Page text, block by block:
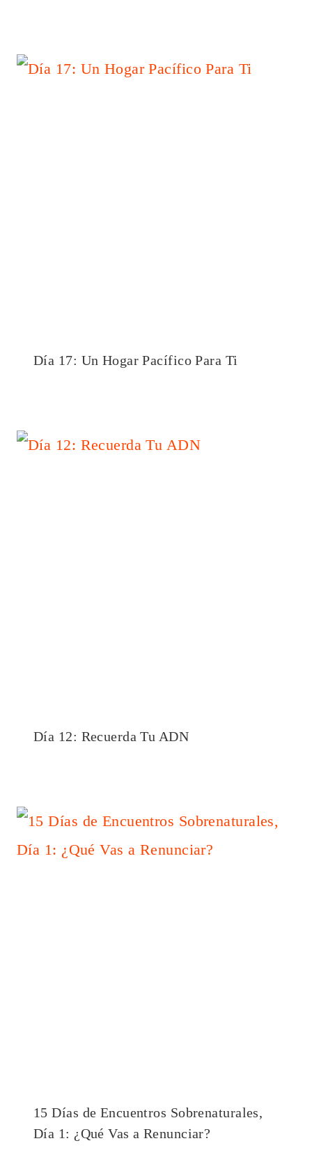
Día 17: Un Hogar Pacífico Para Ti
Día 12: Recuerda Tu ADN
15 Días de Encuentros Sobrenaturales,
Día 1: ¿Qué Vas a Renunciar?